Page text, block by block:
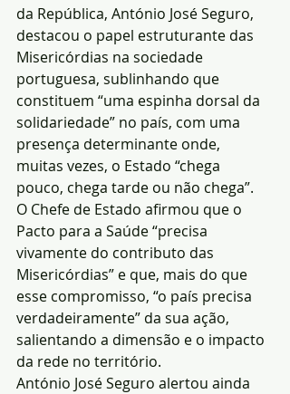
da República, António José Seguro,
destacou o papel estruturante das
Misericórdias na sociedade
portuguesa, sublinhando que
constituem “uma espinha dorsal da
solidariedade” no país, com uma
presença determinante onde,
muitas vezes, o Estado “chega
pouco, chega tarde ou não chega”.
O Chefe de Estado afirmou que o
Pacto para a Saúde “precisa
vivamente do contributo das
Misericórdias” e que, mais do que
esse compromisso, “o país precisa
verdadeiramente” da sua ação,
salientando a dimensão e o impacto
da rede no território.
António José Seguro alertou ainda